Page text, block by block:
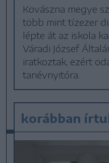
Kovászna megye
több mint tízezer
lépte át az iskola
Váradi József
iratkoztak, ezért
tanévnyitóra.
korábban